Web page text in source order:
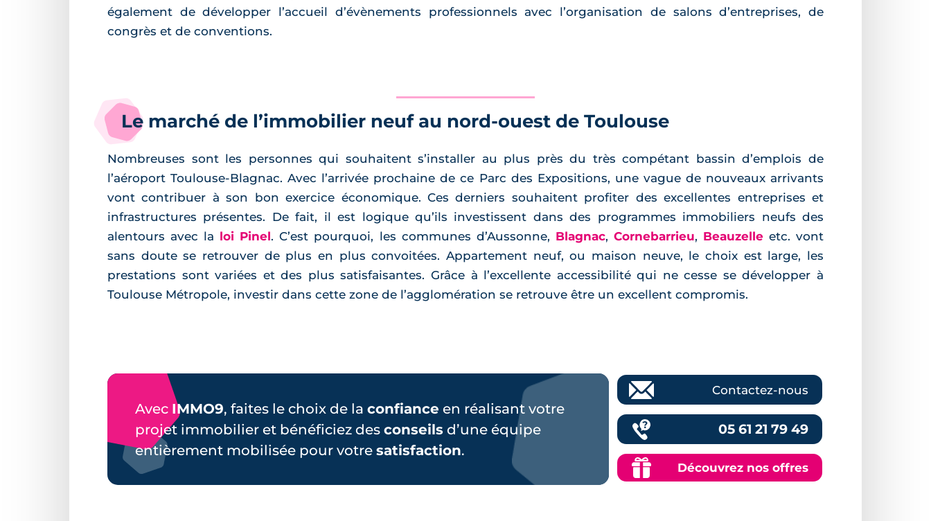
également de développer l’accueil d’évènements professionnels avec l’organisation de salons d’entreprises, de
congrès et de conventions.
Le marché de l’immobilier neuf au nord-ouest de Toulouse
Nombreuses sont les personnes qui souhaitent s’installer au plus près du très compétant bassin d’emplois de
l’aéroport Toulouse-Blagnac. Avec l’arrivée prochaine de ce Parc des Expositions, une vague de nouveaux arrivants
vont contribuer à son bon exercice économique. Ces derniers souhaitent profiter des excellentes entreprises et
infrastructures présentes. De fait, il est logique qu’ils investissent dans des programmes immobiliers neufs des
alentours avec la loi Pinel. C’est pourquoi, les communes d’Aussonne, Blagnac, Cornebarrieu, Beauzelleetc. vont
sans doute se retrouver de plus en plus convoitées. Appartement neuf, ou maison neuve, le choix est large, les
prestations sont variées et des plus satisfaisantes. Grâce à l’excellente accessibilité qui ne cesse se développer à
Toulouse Métropole, investir dans cette zone de l’agglomération se retrouve être un excellent compromis.
Avec IMMO9, faites le choix de la confiance en réalisant votre
projet immobilier et bénéficiez des conseils d’une équipe
entièrement mobilisée pour votre satisfaction.
Contactez-nous
05 61 21 79 49
Découvrez nos offres